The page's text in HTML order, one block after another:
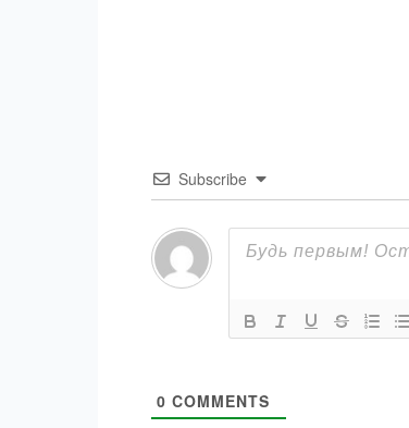
Subscribe
0 COMMENTS